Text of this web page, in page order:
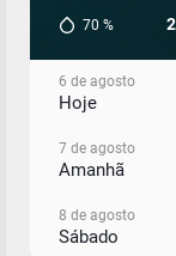
70 %
6 de agosto
Hoje
7 de agosto
Amanhã
8 de agosto
Sábado